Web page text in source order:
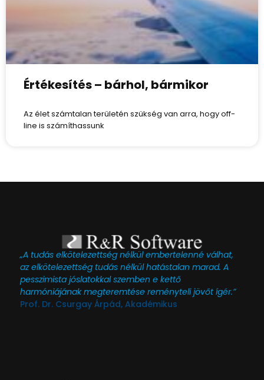
Értékesítés – bárhol, bármikor
Az élet számtalan területén szükség van arra, hogy off-
line is számíthassunk
„A tudás elkötelezettség nélkül embertelenné válhat,
az elkötelezettség tudás nélkül hatástalan marad. A
pesszimista jóslatokkal szemben e kettő
harmóniájának megteremtése reményteli jövőt ígér.”
Prof. Dr. Csurgay Árpád, Akadémikus